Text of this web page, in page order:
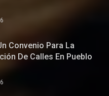
Convenio Para La
De Calles En Pueblo